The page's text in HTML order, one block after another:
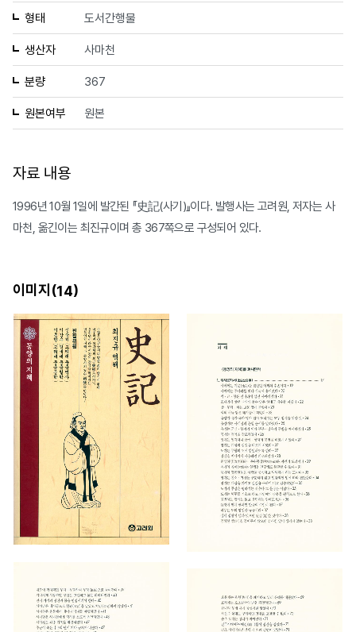
형태 도서간행물
생산자 사마천
분량 367
원본여부 원본
자료 내용
1996년 10월 1일에 발간된 『史記(사기)』이다. 발행사는 고려원, 저자는 사
마천, 옮긴이는 최진규이며 총 367쪽으로 구성되어 있다.
이미지(14)